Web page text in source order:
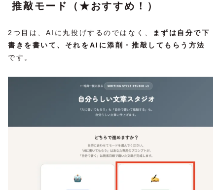
推敲モード（★おすすめ！）
2つ目は、AIに丸投げするのではなく、
まずは自分で下
書きを書いて、それをAIに添削・推敲してもらう方法
です。